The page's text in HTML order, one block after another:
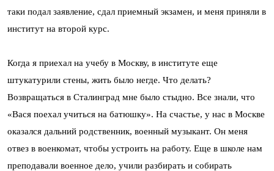
таки подал заявление, сдал приемный экзамен, и меня приняли в
институт на второй курс.
Когда я приехал на учебу в Москву, в институте еще
штукатурили стены, жить было негде. Что делать?
Возвращаться в Сталинград мне было стыдно. Все знали, что
«Вася поехал учиться на батюшку». На счастье, у нас в Москве
оказался дальний родственник, военный музыкант. Он меня
отвез в военкомат, чтобы устроить на работу. Еще в школе нам
преподавали военное дело, учили разбирать и собирать